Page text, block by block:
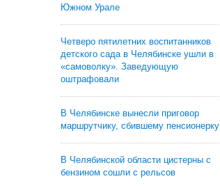
Южном Урале
Четверо пятилетних воспитанников
детского сада в Челябинске ушли в
«самоволку». Заведующую
оштрафовали
В Челябинске вынесли приговор
маршрутчику, сбившему пенсионерку
В Челябинской области цистерны с
бензином сошли с рельсов